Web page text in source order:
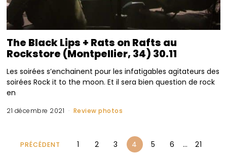
The Black Lips + Rats on Rafts au
Rockstore (Montpellier, 34) 30.11
Les soirées s’enchainent pour les infatigables agitateurs des
soirées Rock it to the moon. Et il sera bien question de rock
en
21 décembre 2021 Review photos
PRÉCÉDENT 1 2 3 4 5 6 … 21